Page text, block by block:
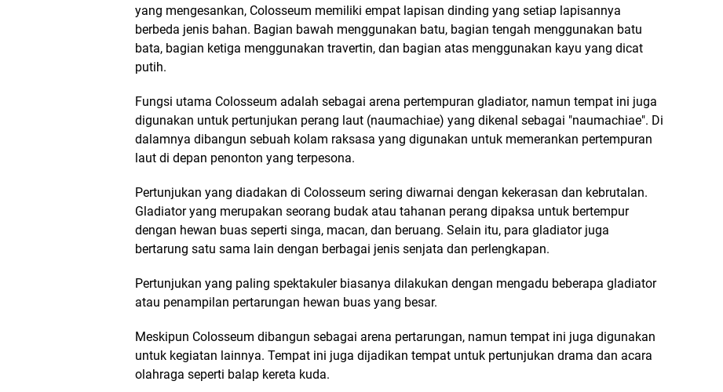
yang mengesankan, Colosseum memiliki empat lapisan dinding yang setiap lapisannya
berbeda jenis bahan. Bagian bawah menggunakan batu, bagian tengah menggunakan batu
bata, bagian ketiga menggunakan travertin, dan bagian atas menggunakan kayu yang dicat
putih.
Fungsi utama Colosseum adalah sebagai arena pertempuran gladiator, namun tempat ini juga
digunakan untuk pertunjukan perang laut (naumachiae) yang dikenal sebagai "naumachiae". Di
dalamnya dibangun sebuah kolam raksasa yang digunakan untuk memerankan pertempuran
laut di depan penonton yang terpesona.
Pertunjukan yang diadakan di Colosseum sering diwarnai dengan kekerasan dan kebrutalan.
Gladiator yang merupakan seorang budak atau tahanan perang dipaksa untuk bertempur
dengan hewan buas seperti singa, macan, dan beruang. Selain itu, para gladiator juga
bertarung satu sama lain dengan berbagai jenis senjata dan perlengkapan.
Pertunjukan yang paling spektakuler biasanya dilakukan dengan mengadu beberapa gladiator
atau penampilan pertarungan hewan buas yang besar.
Meskipun Colosseum dibangun sebagai arena pertarungan, namun tempat ini juga digunakan
untuk kegiatan lainnya. Tempat ini juga dijadikan tempat untuk pertunjukan drama dan acara
olahraga seperti balap kereta kuda.